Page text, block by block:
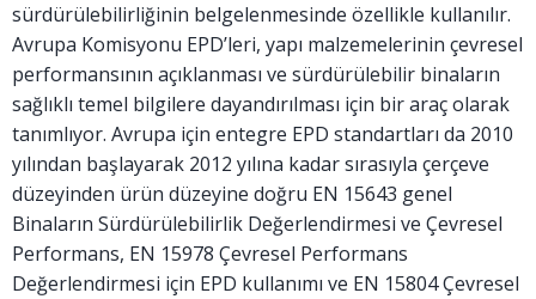
sürdürülebilirliğinin belgelenmesinde özellikle kullanılır.
Avrupa Komisyonu EPD’leri, yapı malzemelerinin çevresel
performansının açıklanması ve sürdürülebilir binaların
sağlıklı temel bilgilere dayandırılması için bir araç olarak
tanımlıyor. Avrupa için entegre EPD standartları da 2010
yılından başlayarak 2012 yılına kadar sırasıyla çerçeve
düzeyinden ürün düzeyine doğru EN 15643 genel
Binaların Sürdürülebilirlik Değerlendirmesi ve Çevresel
Performans, EN 15978 Çevresel Performans
Değerlendirmesi için EPD kullanımı ve EN 15804 Çevresel